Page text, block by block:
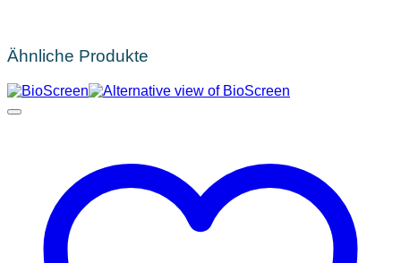
Ähnliche Produkte